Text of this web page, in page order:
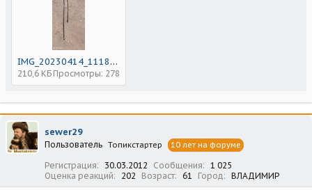
IMG_20230414_111847.jpg
210,6 КБ Просмотры: 278
sewer29
Пользователь Топикстартер 10 лет на форуме
Регистрация 30.03.2012 Сообщения
1 025
Оценка реакций
202 Возраст 61 Город ВЛАДИМИР